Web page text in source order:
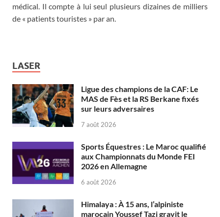
médical. Il compte à lui seul plusieurs dizaines de milliers
de « patients touristes » par an.
LASER
Ligue des champions de la CAF: Le
MAS de Fès et la RS Berkane fixés
sur leurs adversaires
7 août 2026
Sports Équestres : Le Maroc qualifié
aux Championnats du Monde FEI
2026 en Allemagne
6 août 2026
Himalaya : À 15 ans, l’alpiniste
marocain Youssef Tazi gravit le